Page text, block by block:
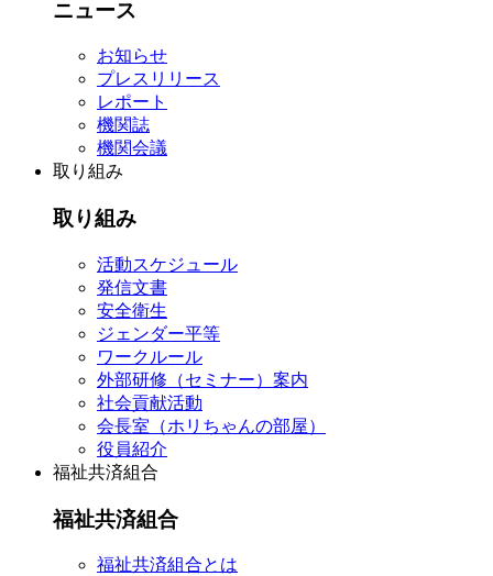
ニュース
お知らせ
プレスリリース
レポート
機関誌
機関会議
取り組み
取り組み
活動スケジュール
発信文書
安全衛生
ジェンダー平等
ワークルール
外部研修（セミナー）案内
社会貢献活動
会長室（ホリちゃんの部屋）
役員紹介
福祉共済組合
福祉共済組合
福祉共済組合とは